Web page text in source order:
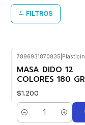
FILTROS
7896931870835
MASA DIDO 12
COLORES 180
$1.200
Cantidad